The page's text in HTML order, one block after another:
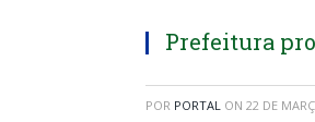
Prefeitura
POR PORTAL ON 22 DE